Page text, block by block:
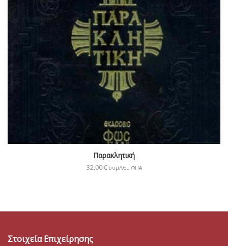
Παρακλητική
32,00€ συμ/νου ΦΠΑ
Στοιχεία Επιχείρησης